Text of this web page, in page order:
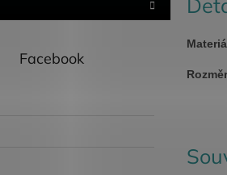
Facebook